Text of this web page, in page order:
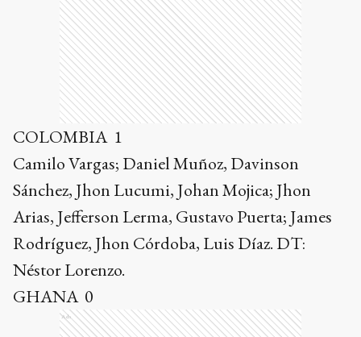
COLOMBIA 1
Camilo Vargas; Daniel Muñoz, Davinson
Sánchez, Jhon Lucumi, Johan Mojica; Jhon
Arias, Jefferson Lerma, Gustavo Puerta; James
Rodríguez, Jhon Córdoba, Luis Díaz. DT:
Néstor Lorenzo.
GHANA 0
Ads